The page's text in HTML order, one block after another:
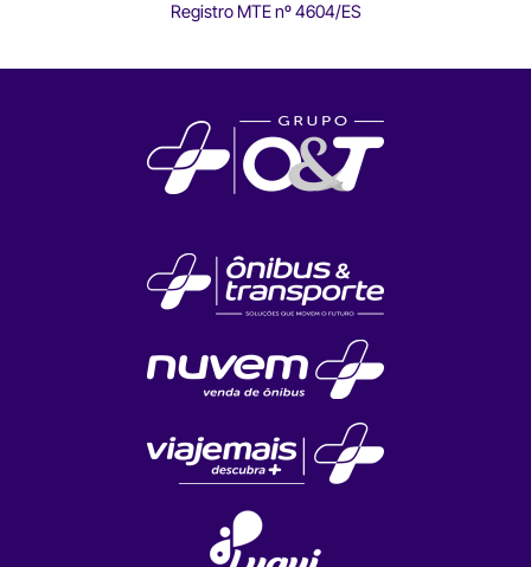
Registro MTE nº 4604/ES